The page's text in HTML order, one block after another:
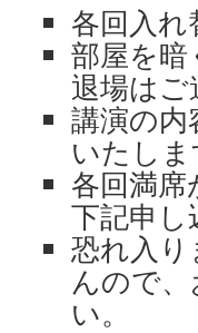
各回入
部屋を
退場はご
講演の
いたしま
各回満
下記申
恐れ入
んので
い。